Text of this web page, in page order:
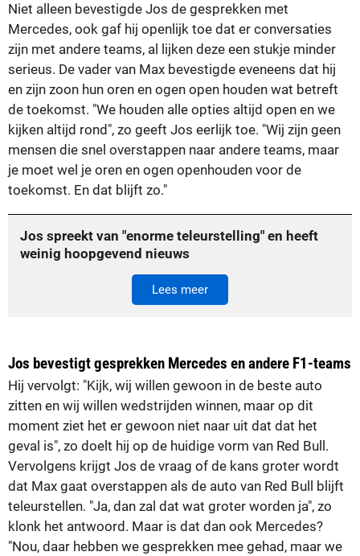
Niet alleen bevestigde Jos de gesprekken met
Mercedes, ook gaf hij openlijk toe dat er conversaties
zijn met andere teams, al lijken deze een stukje minder
serieus. De vader van Max bevestigde eveneens dat hij
en zijn zoon hun oren en ogen open houden wat betreft
de toekomst. "We houden alle opties altijd open en we
kijken altijd rond", zo geeft Jos eerlijk toe. "Wij zijn geen
mensen die snel overstappen naar andere teams, maar
je moet wel je oren en ogen openhouden voor de
toekomst. En dat blijft zo."
Jos spreekt van "enorme teleurstelling" en heeft
weinig hoopgevend nieuws
Lees meer
Jos bevestigt gesprekken Mercedes en andere F1-teams
Hij vervolgt: "Kijk, wij willen gewoon in de beste auto
zitten en wij willen wedstrijden winnen, maar op dit
moment ziet het er gewoon niet naar uit dat dat het
geval is", zo doelt hij op de huidige vorm van Red Bull.
Vervolgens krijgt Jos de vraag of de kans groter wordt
dat Max gaat overstappen als de auto van Red Bull blijft
teleurstellen. "Ja, dan zal dat wat groter worden ja", zo
klonk het antwoord. Maar is dat dan ook Mercedes?
"Nou, daar hebben we gesprekken mee gehad, maar we